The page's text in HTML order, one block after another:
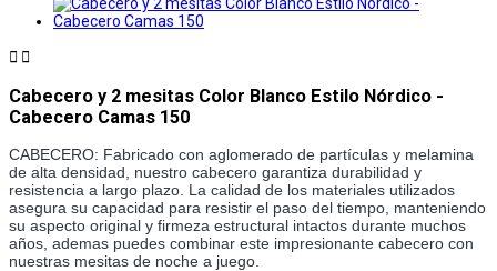
 
Cabecero y 2 mesitas Color Blanco Estilo Nórdico -
Cabecero Camas 150
CABECERO: Fabricado con aglomerado de partículas y melamina
de alta densidad, nuestro cabecero garantiza durabilidad y
resistencia a largo plazo. La calidad de los materiales utilizados
asegura su capacidad para resistir el paso del tiempo, manteniendo
su aspecto original y firmeza estructural intactos durante muchos
años, ademas puedes combinar este impresionante cabecero con
nuestras mesitas de noche a juego.